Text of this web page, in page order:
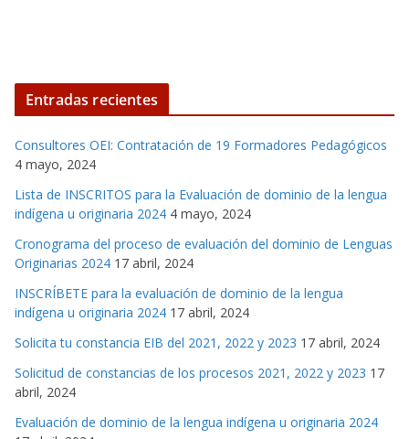
Entradas recientes
Consultores OEI: Contratación de 19 Formadores Pedagógicos
4 mayo, 2024
Lista de INSCRITOS para la Evaluación de dominio de la lengua
indígena u originaria 2024 4 mayo, 2024
Cronograma del proceso de evaluación del dominio de Lenguas
Originarias 2024 17 abril, 2024
INSCRÍBETE para la evaluación de dominio de la lengua
indígena u originaria 2024 17 abril, 2024
Solicita tu constancia EIB del 2021, 2022 y 2023 17 abril, 2024
Solicitud de constancias de los procesos 2021, 2022 y 2023 17
abril, 2024
Evaluación de dominio de la lengua indígena u originaria 2024